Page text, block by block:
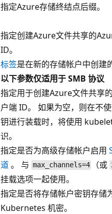
指定Azure存储终结点后缀。
指定创建Azure文件共享的
ID。
标签是在新的存储帐户中创建
以下参数仅适用于 SMB 协议
指定用于创建Azure文件共享
户端 ID。 如果为空，则在不
钥进行装载时，将使用
识。
指定是否为高级存储帐户启用
道。 与 max_channels=4 （或
挂载选项一起使用。
指定是否将存储帐户密钥存储
Kubernetes 机密。